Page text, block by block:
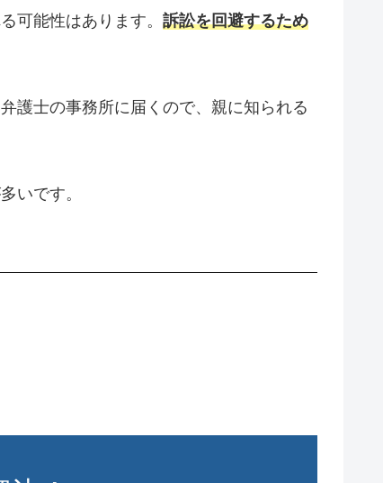
可能性はあります。 訴訟を回避するため
護士の事務所に届くので、親に知られる
いです。